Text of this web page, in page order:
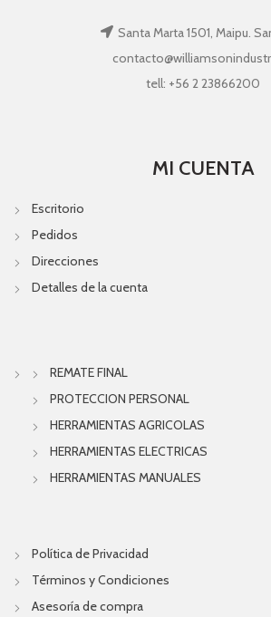
Santa Marta 1501, Maipu.
tell: +56 2 23866200
MI CUENTA
Escritorio
Pedidos
Direcciones
Detalles de la cuenta
REMATE FINAL
PROTECCION PERSONAL
HERRAMIENTAS AGRICOLAS
HERRAMIENTAS ELECTRICAS
HERRAMIENTAS MANUALES
Política de Privacidad
Términos y Condiciones
Asesoría de compra